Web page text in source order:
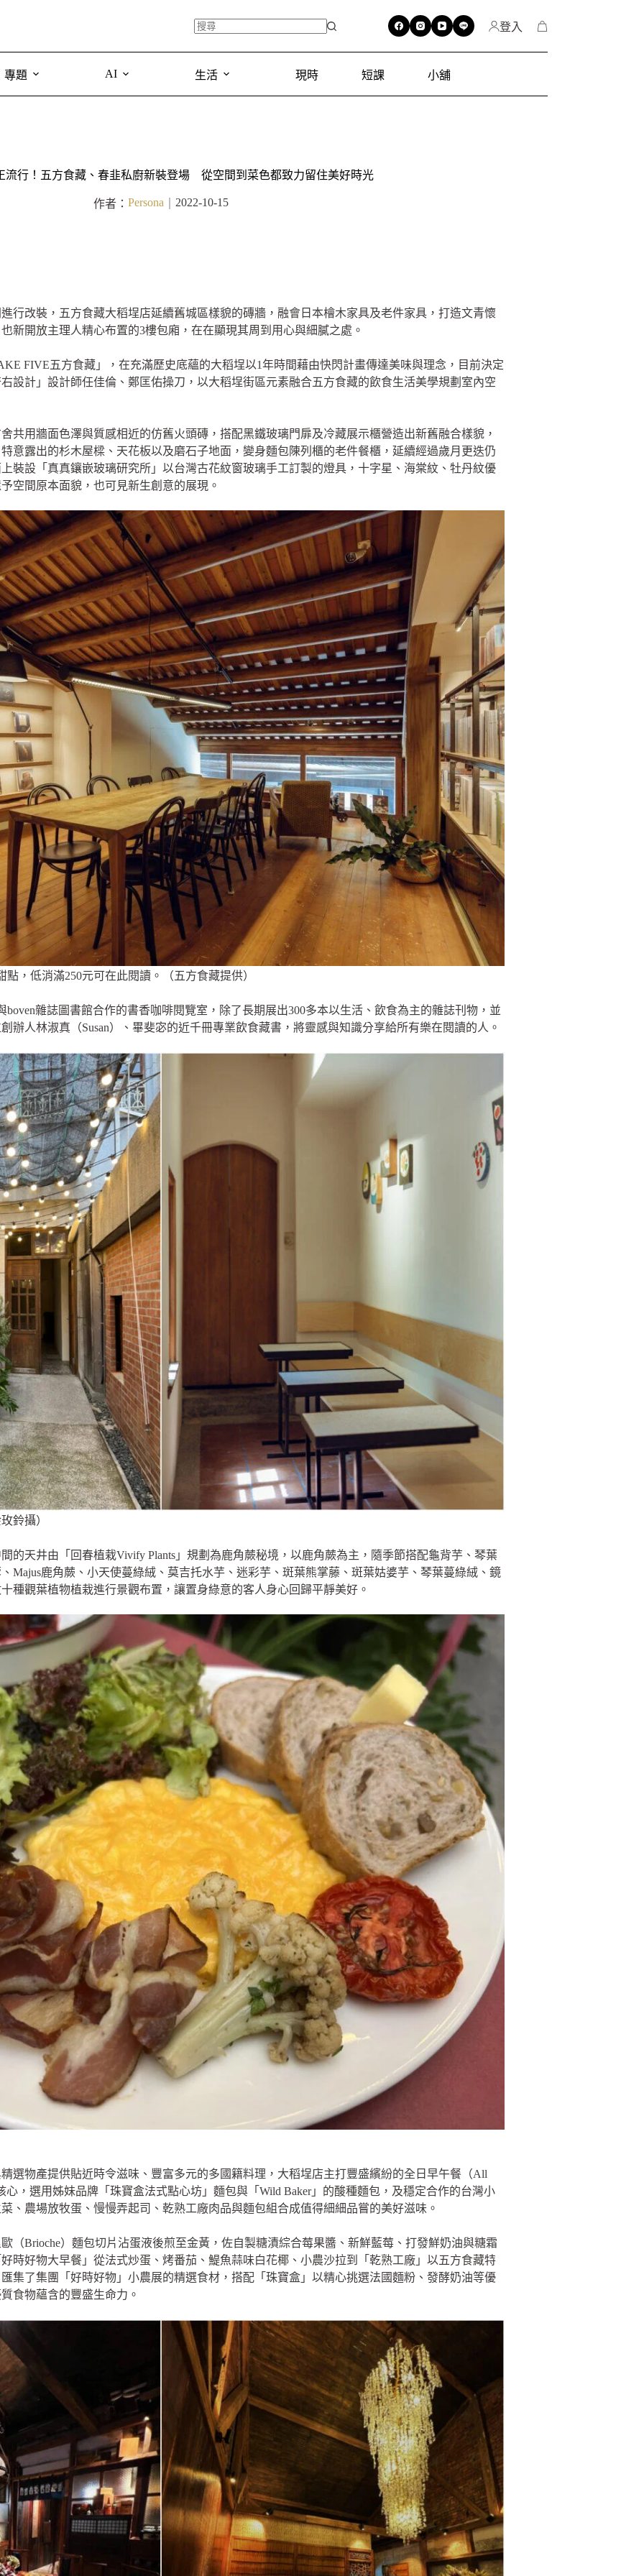
登入
專題 AI 生活 現時 短課 小舖
流行！五方食藏、春韭私廚新裝登場 從空間到菜色都致力留住美好時光
作者： Persona 2022-10-15
行改裝，五方食藏大稻埕店延續舊城區樣貌的磚牆，融會日本檜木家具及老件家具，打造文青懷
新開放主理人精心布置的3樓包廂，在在顯現其周到用心與細膩之處。
FIVE五方食藏」，在充滿歷史底蘊的大稻埕以1年時間藉由快閃計畫傳達美味與理念，目前決定
設計」設計師任佳倫、鄭匡佑操刀，以大稻埕街區元素融合五方食藏的飲食生活美學規劃室內空
共用牆面色澤與質感相近的仿舊火頭磚，搭配黑鐵玻璃門扉及冷藏展示櫃營造出新舊融合樣貌，
意露出的杉木屋樑、天花板以及磨石子地面，變身麵包陳列櫃的老件餐櫃，延續經過歲月更迭仍
裝設「真真鑲嵌玻璃研究所」以台灣古花紋窗玻璃手工訂製的燈具，十字星、海棠紋、牡丹紋優
空間原本面貌，也可見新生創意的展現。
，低消滿250元可在此閱讀。（五方食藏提供）
雜誌圖書館合作的書香咖啡閱覽室，除了長期展出300多本以生活、飲食為主的雜誌刊物，並
辦人林淑真（Susan）、畢斐宓的近千冊專業飲食藏書，將靈感與知識分享給所有樂在閱讀的人。
鈴攝）
的天井由「回春植栽Vivify Plants」規劃為鹿角蕨秘境，以鹿角蕨為主，隨季節搭配龜背芋、琴葉
Majus鹿角蕨、小天使蔓綠絨、莫吉托水芋、迷彩芋、斑葉熊掌藤、斑葉姑婆芋、琴葉蔓綠絨、鏡
種觀葉植物植栽進行景觀布置，讓置身綠意的客人身心回歸平靜美好。
選物產提供貼近時令滋味、豐富多元的多國籍料理，大稻埕店主打豐盛繽紛的全日早午餐（All
心，選用姊妹品牌「珠寶盒法式點心坊」麵包與「Wild Baker」的酸種麵包，及穩定合作的台灣小
、農場放牧蛋、慢慢弄起司、乾熟工廠肉品與麵包組合成值得細細品嘗的美好滋味。
（Brioche）麵包切片沾蛋液後煎至金黃，佐自製糖漬綜合莓果醬、新鮮藍莓、打發鮮奶油與糖霜
時好物大早餐」從法式炒蛋、烤番茄、鯷魚蒜味白花椰、小農沙拉到「乾熟工廠」以五方食藏特
集了集團「好時好物」小農展的精選食材，搭配「珠寶盒」以精心挑選法國麵粉、發酵奶油等優
食物蘊含的豐盛生命力。